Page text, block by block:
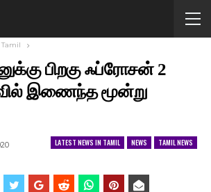
பிறகு ஃப்ரோசன் 2
வில் இணைந்த மூன்று
LATEST NEWS IN TAMIL NEWS TAMIL NEWS